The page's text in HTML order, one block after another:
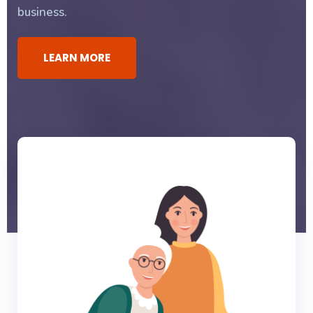
business.
LEARN MORE